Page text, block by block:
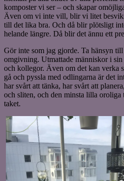
komposter vi ser – och skapar
Även om vi inte vill, blir vi litet
till det lika bra. Och då blir plötsligt
helande längre. Då blir det ännu ett
Gör inte som jag gjorde. Ta hänsyn
omgivning. Utmattade människor i
och kollegor. Även om det kan verka
gå och pyssla med odlingarna är det
har svårt att tänka, har svårt att
och sliten, och den minsta lilla oroliga
taket.